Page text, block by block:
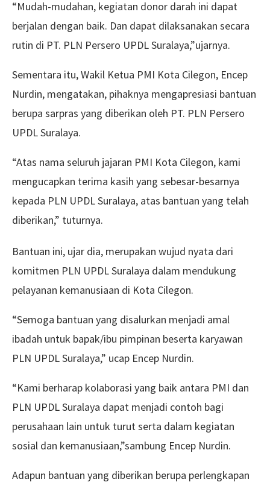
“Mudah-mudahan, kegiatan donor darah ini dapat
berjalan dengan baik. Dan dapat dilaksanakan secara
rutin di PT. PLN Persero UPDL Suralaya,”ujarnya.
Sementara itu, Wakil Ketua PMI Kota Cilegon, Encep
Nurdin, mengatakan, pihaknya mengapresiasi bantuan
berupa sarpras yang diberikan oleh PT. PLN Persero
UPDL Suralaya.
“Atas nama seluruh jajaran PMI Kota Cilegon, kami
mengucapkan terima kasih yang sebesar-besarnya
kepada PLN UPDL Suralaya, atas bantuan yang telah
diberikan,” tuturnya.
Bantuan ini, ujar dia, merupakan wujud nyata dari
komitmen PLN UPDL Suralaya dalam mendukung
pelayanan kemanusiaan di Kota Cilegon.
“Semoga bantuan yang disalurkan menjadi amal
ibadah untuk bapak/ibu pimpinan beserta karyawan
PLN UPDL Suralaya,” ucap Encep Nurdin.
“Kami berharap kolaborasi yang baik antara PMI dan
PLN UPDL Suralaya dapat menjadi contoh bagi
perusahaan lain untuk turut serta dalam kegiatan
sosial dan kemanusiaan,”sambung Encep Nurdin.
Adapun bantuan yang diberikan berupa perlengkapan